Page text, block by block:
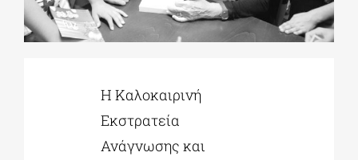
ΕΚΠΑΙΔΕΥΤΙΚΑ ΙΔΡΥΜΑΤΑ
ΠΟΛΙΤΙΣΤΙΚΟΙ ΦΟΡΕΙΣ
Η Καλοκαιρινή
Εκστρατεία
Ανάγνωσης και